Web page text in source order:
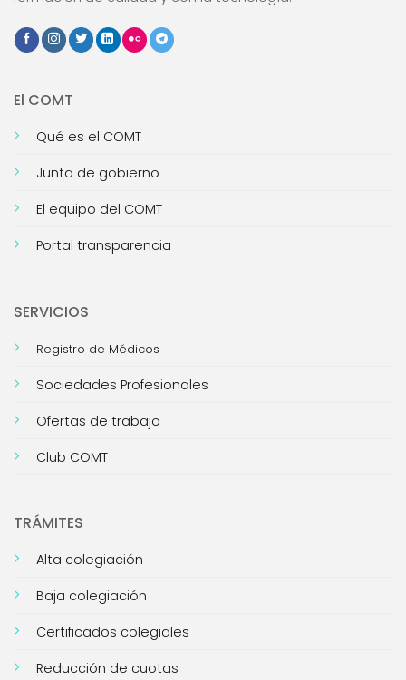
El COMT
Qué es el COMT
Junta de gobierno
El equipo del COMT
Portal transparencia
SERVICIOS
Registro de Médicos
Sociedades Profesionales
Ofertas de trabajo
Club COMT
TRÁMITES
Alta colegiación
Baja colegiación
Certificados colegiales
Reducción de cuotas